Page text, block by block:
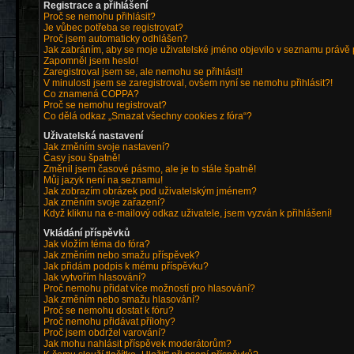
Registrace a přihlášení
Proč se nemohu přihlásit?
Je vůbec potřeba se registrovat?
Proč jsem automaticky odhlášen?
Jak zabráním, aby se moje uživatelské jméno objevilo v seznamu právě
Zapomněl jsem heslo!
Zaregistroval jsem se, ale nemohu se přihlásit!
V minulosti jsem se zaregistroval, ovšem nyní se nemohu přihlásit?!
Co znamená COPPA?
Proč se nemohu registrovat?
Co dělá odkaz „Smazat všechny cookies z fóra“?
Uživatelská nastavení
Jak změním svoje nastavení?
Časy jsou špatně!
Změnil jsem časové pásmo, ale je to stále špatně!
Můj jazyk není na seznamu!
Jak zobrazím obrázek pod uživatelským jménem?
Jak změním svoje zařazení?
Když kliknu na e-mailový odkaz uživatele, jsem vyzván k přihlášení!
Vkládání příspěvků
Jak vložím téma do fóra?
Jak změním nebo smažu příspěvek?
Jak přidám podpis k mému příspěvku?
Jak vytvořím hlasování?
Proč nemohu přidat více možností pro hlasování?
Jak změním nebo smažu hlasování?
Proč se nemohu dostat k fóru?
Proč nemohu přidávat přílohy?
Proč jsem obdržel varování?
Jak mohu nahlásit příspěvek moderátorům?